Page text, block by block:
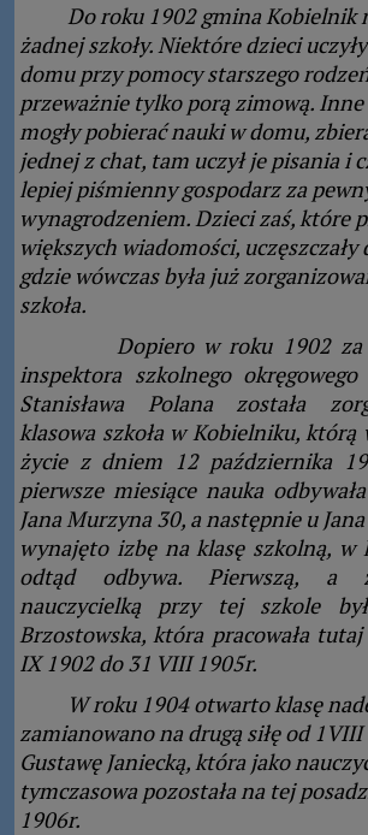
Do roku 1902 gmina Kobielnik
żadnej szkoły. Niektóre dzieci
domu przy pomocy starszego
przeważnie tylko porą zimową.
mogły pobierać nauki w domu,
jednej z chat, tam uczył je pisania i
lepiej piśmienny gospodarz za
wynagrodzeniem. Dzieci zaś, które
większych wiadomości,
gdzie wówczas była już
szkoła.
Dopiero w roku 1902 za
inspektora szkolnego
Stanisława Polana została
klasowa szkoła w Kobielniku, którą
życie z dniem 12 października
pierwsze miesiące nauka
Jana Murzyna 30, a następnie u
wynajęto izbę na klasę szkolną, w
odtąd odbywa. Pierwszą, a
nauczycielką przy tej szkole
Brzostowska, która pracowała
IX 1902 do 31 VIII 1905r.
W roku 1904 otwarto klasę
zamianowano na drugą siłę od 1VIII
Gustawę Janiecką, która jako
tymczasowa pozostała na tej
1906r.